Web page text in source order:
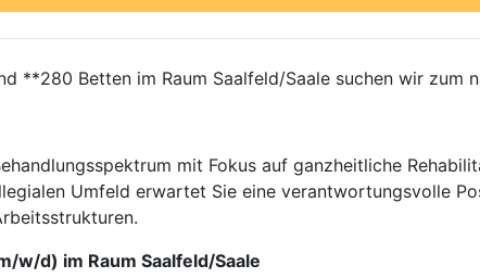
**280 Betten im Raum Saalfeld/Saale suchen wir zum
mit Fokus auf ganzheitliche
Umfeld erwartet Sie eine verantwortungsvolle
w/d) im Raum Saalfeld/Saale